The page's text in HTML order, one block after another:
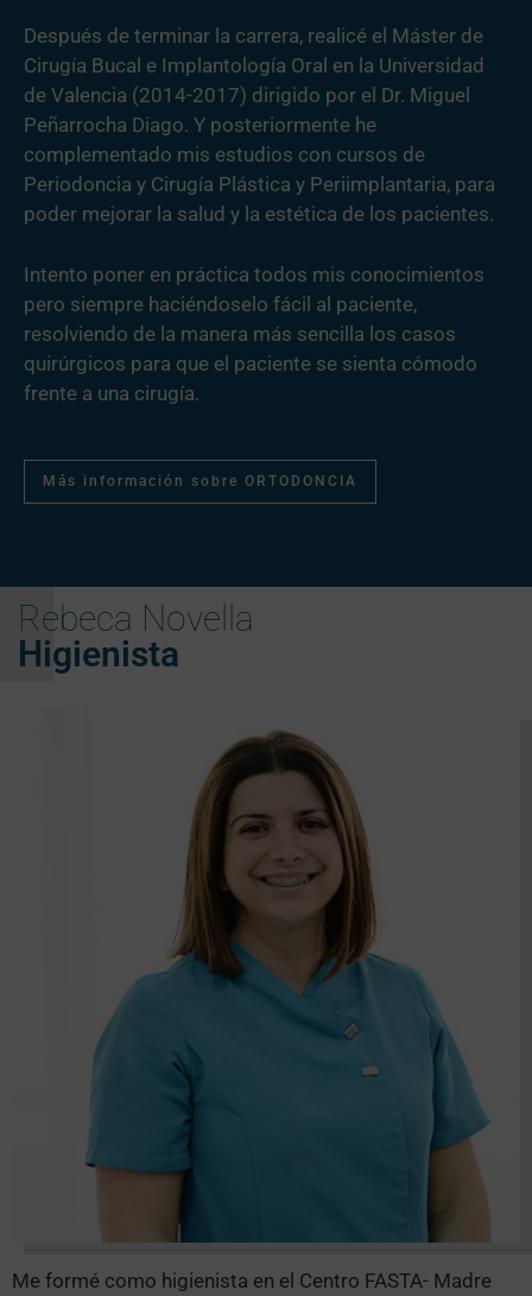
Después de terminar la carrera, realicé el Máster de
Cirugía Bucal e Implantología Oral en la Universidad
de Valencia (2014-2017) dirigido por el Dr. Miguel
Peñarrocha Diago. Y posteriormente he
complementado mis estudios con cursos de
Periodoncia y Cirugía Plástica y Periimplantaria, para
poder mejorar la salud y la estética de los pacientes.
Intento poner en práctica todos mis conocimientos
pero siempre haciéndoselo fácil al paciente,
resolviendo de la manera más sencilla los casos
quirúrgicos para que el paciente se sienta cómodo
frente a una cirugía.
Más información sobre ORTODONCIA
Rebeca Novella
Higienista
Me formé como higienista en el Centro FASTA- Madre